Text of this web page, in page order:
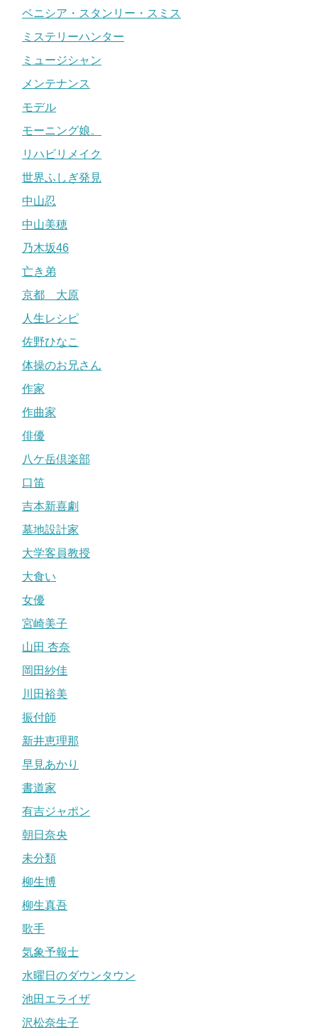
ベニシア・スタンリー・スミス
ミステリーハンター
ミュージシャン
メンテナンス
モデル
モーニング娘。
リハビリメイク
世界ふしぎ発見
中山忍
中山美穂
乃木坂46
亡き弟
京都 大原
人生レシピ
佐野ひなこ
体操のお兄さん
作家
作曲家
俳優
八ケ岳倶楽部
口笛
吉本新喜劇
墓地設計家
大学客員教授
大食い
女優
宮崎美子
山田 杏奈
岡田紗佳
川田裕美
振付師
新井恵理那
早見あかり
書道家
有吉ジャポン
朝日奈央
未分類
柳生博
柳生真吾
歌手
気象予報士
水曜日のダウンタウン
池田エライザ
沢松奈生子